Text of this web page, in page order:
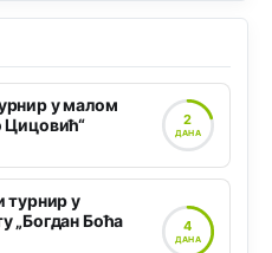
у малом
Цицовић“
2
ДАНА
турнир у
„Богдан Боћа
4
ДАНА